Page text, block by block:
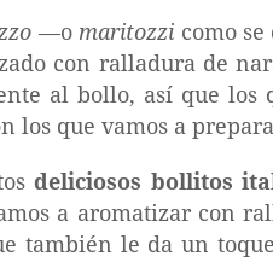
—o maritozzi como
con ralladura de
al bollo, así que los
los que vamos a
deliciosos bollitos
a aromatizar con
también le da un